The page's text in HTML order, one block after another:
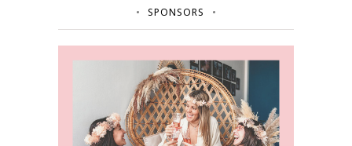
SPONSORS